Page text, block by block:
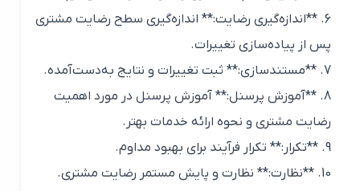
6. **اندازه‌گیری رضایت:** اندازه‌گیری سطح رضایت مشتری
پس از پیاده‌سازی تغییرات.
8. **آموزش پرسنل:** آموزش پرسنل در مورد اهمیت
رضایت مشتری و نحوه ارائه خدمات بهتر.